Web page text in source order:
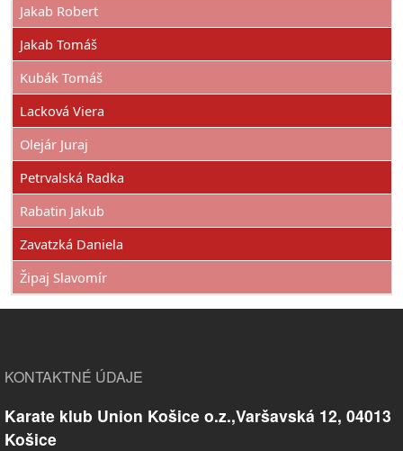
Jakab Robert
Jakab Tomáš
Kubák Tomáš
Lacková Viera
Olejár Juraj
Petrvalská Radka
Rabatin Jakub
Zavatzká Daniela
Žipaj Slavomír
KONTAKTNÉ ÚDAJE
Karate klub Union Košice o.z.,Varšavská 12, 04013
Košice